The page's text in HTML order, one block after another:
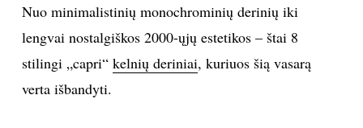
KNYGOS
INTERJERAS
Nuo minimalistinių monochrominių derinių iki
lengvai nostalgiškos 2000-ųjų estetikos – štai 8
stilingi „capri“ kelnių deriniai, kuriuos šią vasarą
verta išbandyti.